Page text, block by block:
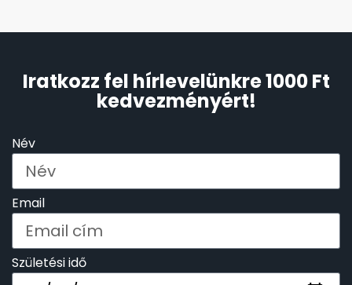
Iratkozz fel hírlevelünkre 1000 Ft
kedvezményért!
Név
Email
Születési idő
TISSOT
ZIPPO
ZSEBKÉS
ZSEBÓRÁK